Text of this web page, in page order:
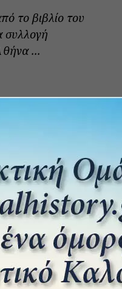
το βιβλίο του
συλλογή
...
τη συλλογή εύθυμων
του στο
το βιβλίο του